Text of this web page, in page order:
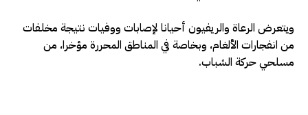
ويتعرض الرعاة والريفيون أحيانا لإصابات ووفيات نتيجة مخلفات
من انفجارات الألغام، وبخاصة في المناطق المحررة مؤخرا، من
مسلحي حركة الشباب.